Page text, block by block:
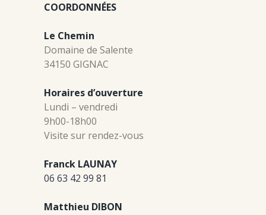
COORDONNÉES
Le Chemin
Domaine de Salente
34150 GIGNAC
Horaires d’ouverture
Lundi – vendredi
9h00-18h00
Visite sur rendez-vous
Franck LAUNAY
06 63 42 99 81
Matthieu DIBON